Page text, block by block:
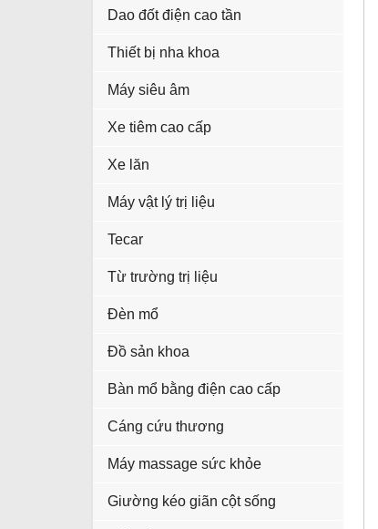
Dao đốt điện cao tần
Thiết bị nha khoa
Máy siêu âm
Xe tiêm cao cấp
Xe lăn
Máy vật lý trị liệu
Tecar
Từ trường trị liệu
Đèn mổ
Đồ sản khoa
Bàn mổ bằng điện cao cấp
Cáng cứu thương
Máy massage sức khỏe
Giường kéo giãn cột sống